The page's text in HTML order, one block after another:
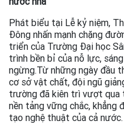
Phát biểu tại Lễ kỷ niệm,
Đông nhấn mạnh chặng
triển của Trường Đại học
trình bền bỉ của nỗ lực,
ngừng.Từ những ngày đầu
cơ sở vật chất, đội ngũ
trường đã kiên trì vượt
nền tảng vững chắc, khẳng
tạo nghệ thuật của cả nước.